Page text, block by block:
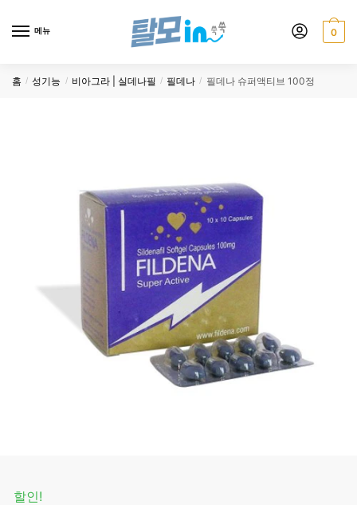
메뉴 0
홈 / 성기능 / 비아그라 | 실데나필 / 필데나 / 필데나 슈퍼액티브 100정
할인!